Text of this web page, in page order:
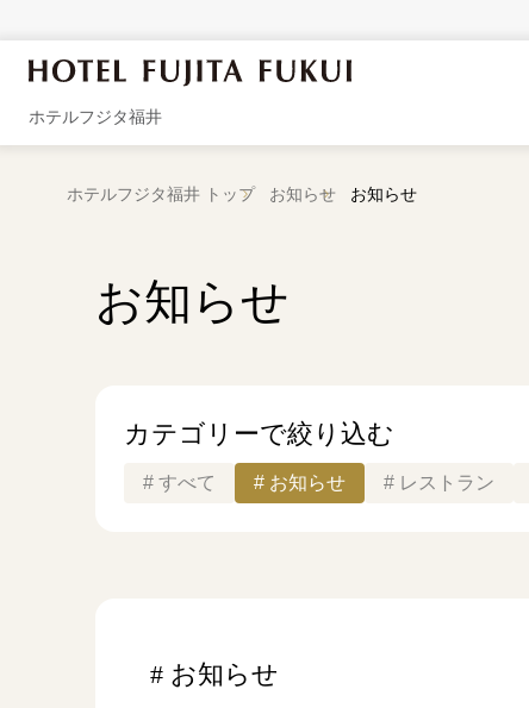
ホテルフジタ福井
ホテルフジタ福井 トップ お知らせ お知らせ
お知らせ
カテゴリーで絞り込む
すべて お知らせ レストラン
お知らせ